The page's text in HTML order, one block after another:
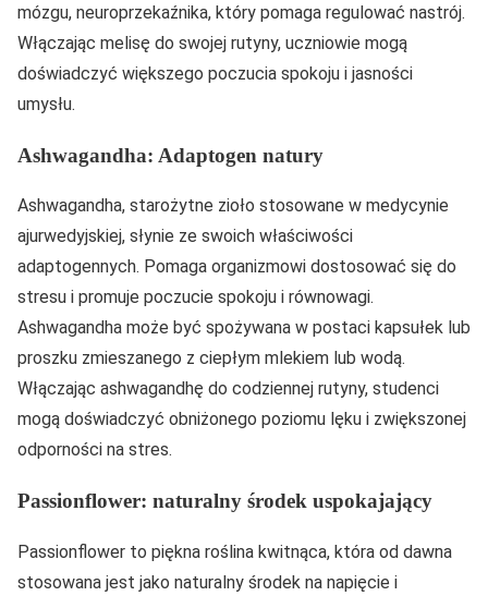
mózgu, neuroprzekaźnika, który pomaga regulować nastrój.
Włączając melisę do swojej rutyny, uczniowie mogą
doświadczyć większego poczucia spokoju i jasności
umysłu.
Ashwagandha: Adaptogen natury
Ashwagandha, starożytne zioło stosowane w medycynie
ajurwedyjskiej, słynie ze swoich właściwości
adaptogennych. Pomaga organizmowi dostosować się do
stresu i promuje poczucie spokoju i równowagi.
Ashwagandha może być spożywana w postaci kapsułek lub
proszku zmieszanego z ciepłym mlekiem lub wodą.
Włączając ashwagandhę do codziennej rutyny, studenci
mogą doświadczyć obniżonego poziomu lęku i zwiększonej
odporności na stres.
Passionflower: naturalny środek uspokajający
Passionflower to piękna roślina kwitnąca, która od dawna
stosowana jest jako naturalny środek na napięcie i